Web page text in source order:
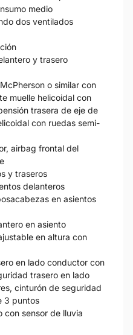
medio
dos ventilados
y trasero
o similar con
muelle helicoidal con
trasera de eje de
con ruedas semi-
airbag frontal del
y traseros
delanteros
en asientos
en asiento
en altura con
en lado conductor con
trasero en lado
cinturón de seguridad
3 puntos
con sensor de lluvia